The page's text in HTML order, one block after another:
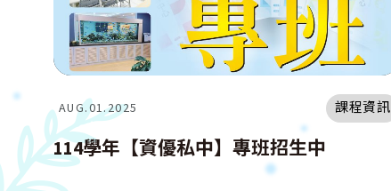
AUG.01.2025 課程資訊
114學年【資優私中】專班招生中